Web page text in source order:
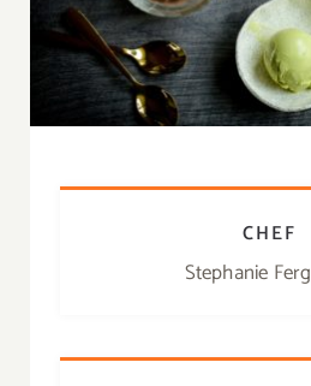
CHEF
Stephanie